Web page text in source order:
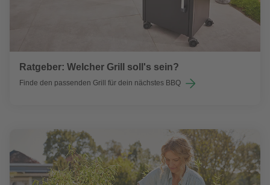
Ratgeber: Welcher Grill soll's sein?
Finde den passenden Grill für dein nächstes BBQ